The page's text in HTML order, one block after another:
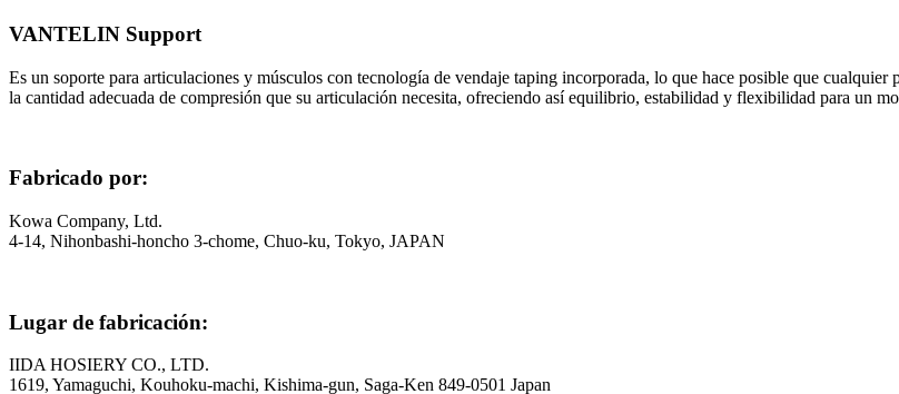
VANTELIN Support
Es un soporte para articulaciones y músculos con tecnología de vendaje taping incorporada, lo que hace posible que
la cantidad adecuada de compresión que su articulación necesita, ofreciendo así equilibrio, estabilidad y flexibilidad para un
Fabricado por:
Kowa Company, Ltd.
4-14, Nihonbashi-honcho 3-chome, Chuo-ku, Tokyo, JAPAN
Lugar de fabricación:
IIDA HOSIERY CO., LTD.
1619, Yamaguchi, Kouhoku-machi, Kishima-gun, Saga-Ken 849-0501 Japan